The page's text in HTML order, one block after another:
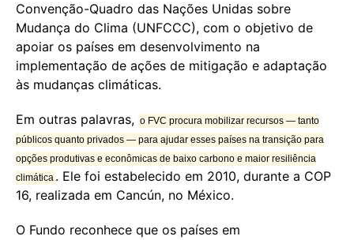
Convenção-Quadro das Nações Unidas sobre
Mudança do Clima (UNFCCC), com o objetivo de
apoiar os países em desenvolvimento na
implementação de ações de mitigação e adaptação
às mudanças climáticas.
Em outras palavras, o FVC procura mobilizar recursos — tanto
públicos quanto privados — para ajudar esses países na transição para
opções produtivas e econômicas de baixo carbono e maior resiliência
climática . Ele foi estabelecido em 2010, durante a COP
16, realizada em Cancún, no México.
O Fundo reconhece que os países em